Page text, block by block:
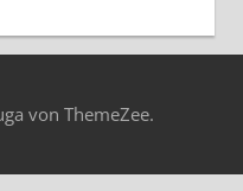
von ThemeZee.